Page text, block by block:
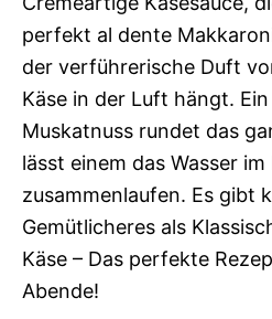
perfekt al dente
der verführerische Duft
Käse in der Luft hängt.
Muskatnuss rundet das
lässt einem das Wasser im
zusammenlaufen. Es gibt
Gemütlicheres als
Käse – Das perfekte
Abende!